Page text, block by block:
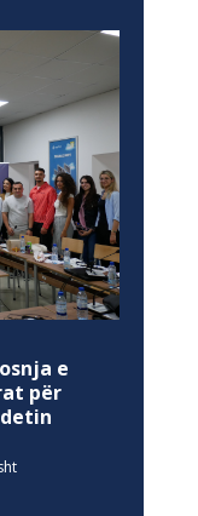
e
për